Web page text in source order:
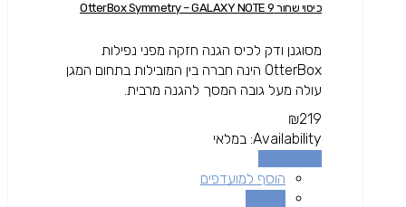
כיסוי שחור OtterBox Symmetry – GALAXY NOTE 9
מסוגנן ודק לכיס הגנה חזקה מפני נפילות
OtterBox הינה חברה בין המובילות בתחום המגן
עולה מעל גובה המסך להגנה מרבית.
₪219
Availability: במלאי
הוסף למועדפים